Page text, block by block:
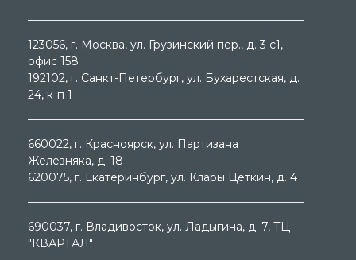
123056, г. Москва, ул. Грузинский пер., д. 3 c1,
офис 158
192102, г. Санкт-Петербург, ул. Бухарестская, д.
24, к-п 1
660022, г. Красноярск, ул. Партизана
Железняка, д. 18
620075, г. Екатеринбург, ул. Клары Цеткин, д. 4
690037, г. Владивосток, ул. Ладыгина, д. 7, ТЦ
"КВАРТАЛ"